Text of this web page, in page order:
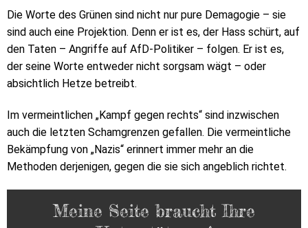
Die Worte des Grünen sind nicht nur pure Demagogie – sie
sind auch eine Projektion. Denn er ist es, der Hass schürt, auf
den Taten – Angriffe auf AfD-Politiker – folgen. Er ist es,
der seine Worte entweder nicht sorgsam wägt – oder
absichtlich Hetze betreibt.
Im vermeintlichen „Kampf gegen rechts“ sind inzwischen
auch die letzten Schamgrenzen gefallen. Die vermeintliche
Bekämpfung von „Nazis“ erinnert immer mehr an die
Methoden derjenigen, gegen die sie sich angeblich richtet.
Meine Seite braucht Ihre